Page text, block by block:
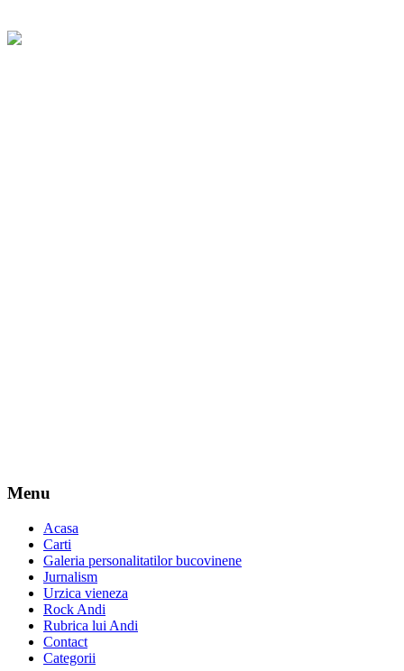
Menu
Acasa
Carti
Galeria personalitatilor bucovinene
Jurnalism
Urzica vieneza
Rock Andi
Rubrica lui Andi
Contact
Categorii